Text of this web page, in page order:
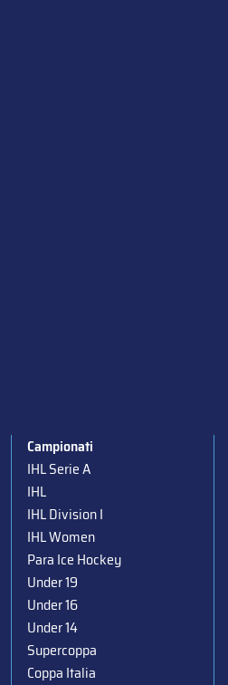
Campionati
IHL Serie A
IHL
IHL Division I
IHL Women
Para Ice Hockey
Under 19
Under 16
Under 14
Supercoppa
Coppa Italia